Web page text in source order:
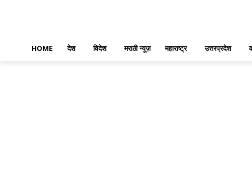
HOME देश विदेश मराठी न्यूज़ महाराष्ट्र उत्तरप्रदेश